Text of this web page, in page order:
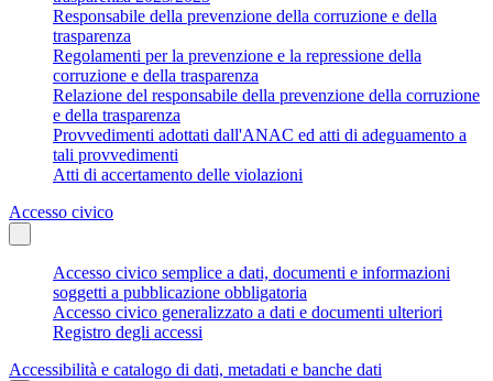
Responsabile della prevenzione della corruzione e della
trasparenza
Regolamenti per la prevenzione e la repressione della
corruzione e della trasparenza
Relazione del responsabile della prevenzione della corruzione
e della trasparenza
Provvedimenti adottati dall'ANAC ed atti di adeguamento a
tali provvedimenti
Atti di accertamento delle violazioni
Accesso civico
Accesso civico semplice a dati, documenti e informazioni
soggetti a pubblicazione obbligatoria
Accesso civico generalizzato a dati e documenti ulteriori
Registro degli accessi
Accessibilità e catalogo di dati, metadati e banche dati